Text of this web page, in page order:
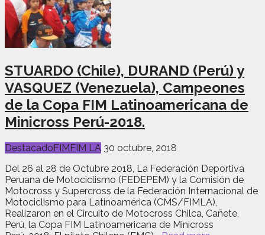
STUARDO (Chile), DURAND (Perú) y
VASQUEZ (Venezuela), Campeones
de la Copa FIM Latinoamericana de
Minicross Perú-2018.
DestacadoFIMFIM LA 30 octubre, 2018
Del 26 al 28 de Octubre 2018, La Federación Deportiva
Peruana de Motociclismo (FEDEPEM) y la Comisión de
Motocross y Supercross de la Federación Internacional de
Motociclismo para Latinoamérica (CMS/FIMLA),
Realizaron en el Circuito de Motocross Chilca, Cañete,
Perú, la Copa FIM Latinoamericana de Minicross